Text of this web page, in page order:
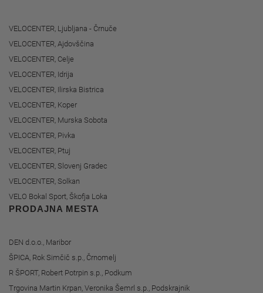
VELOCENTER, Ljubljana - Črnuče
VELOCENTER, Ajdovščina
VELOCENTER, Celje
VELOCENTER, Idrija
VELOCENTER, Ilirska Bistrica
VELOCENTER, Koper
VELOCENTER, Murska Sobota
VELOCENTER, Pivka
VELOCENTER, Ptuj
VELOCENTER, Slovenj Gradec
VELOCENTER, Solkan
VELO Bokal Sport, Škofja Loka
PRODAJNA MESTA
DEN d.o.o., Maribor
ŠPICA, Rok Simčič s.p., Črnomelj
R ŠPORT, Robert Potrpin s.p., Podkum
Trgovina Martin Krpan, Veronika Šemrl s.p., Podskrajnik